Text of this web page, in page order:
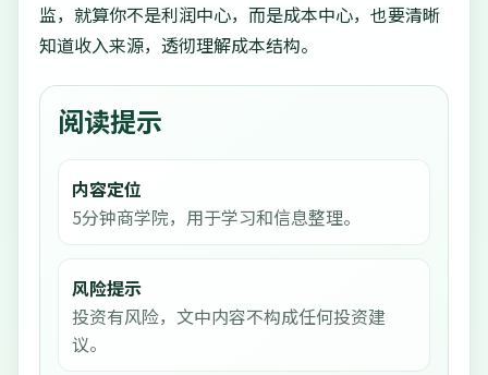
监，就算你不是利润中心，而是成本中心，也要清晰
知道收入来源，透彻理解成本结构。
阅读提示
内容定位
5分钟商学院，用于学习和信息整理。
风险提示
投资有风险，文中内容不构成任何投资建
议。